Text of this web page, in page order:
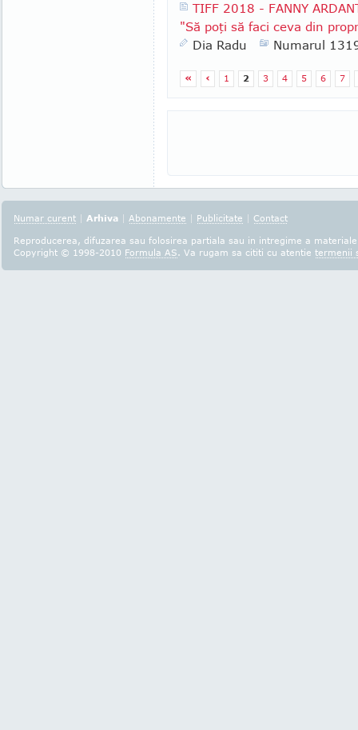
TIFF 2018 - FANNY
"Să poţi să faci ceva din
Dia Radu
Numarul
« ‹ 1 2 3 4 5 6 7
Numar curent | Arhiva | Abonamente | Publicitate | Contact
Reproducerea, difuzarea sau folosirea partiala sau in intregime a
Copyright © 1998-2010 Formula AS. Va rugam sa cititi cu atentie termenii